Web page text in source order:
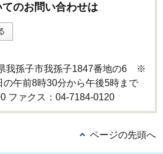
のお問い合わせは
我孫子市我孫子1847番地の6 ※
の午前8時30分から午後5時まで
ファクス：04-7184-0120
ページの先頭へ